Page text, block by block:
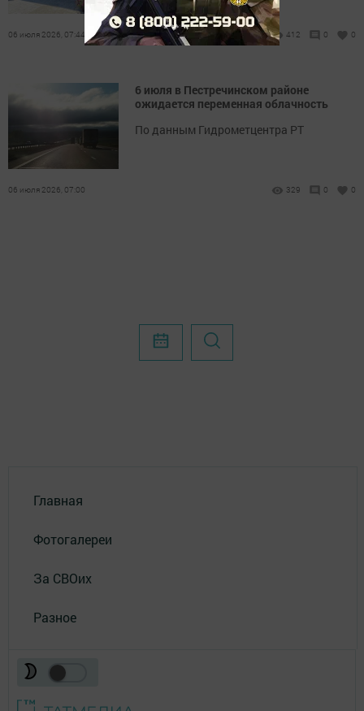
06 июля 2026, 07:44 412 0 0
6 июля в Пестречинском районе
ожидается переменная облачность
По данным Гидрометцентра РТ
06 июля 2026, 07:00 329 0 0
Главная
Фотогалереи
За СВОих
Разное